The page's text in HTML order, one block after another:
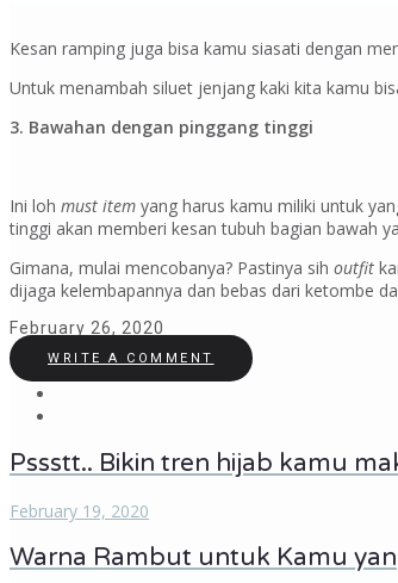
Kesan ramping juga bisa kamu siasati dengan
Untuk menambah siluet jenjang kaki kita kamu
3. Bawahan dengan pinggang tinggi
Ini loh must item yang harus kamu miliki untuk
tinggi akan memberi kesan tubuh bagian bawah
Gimana, mulai mencobanya? Pastinya sih outfit
dijaga kelembapannya dan bebas dari ketombe
February 26, 2020
WRITE A COMMENT
Pssstt.. Bikin tren hijab kamu
February 19, 2020
Warna Rambut untuk Kamu